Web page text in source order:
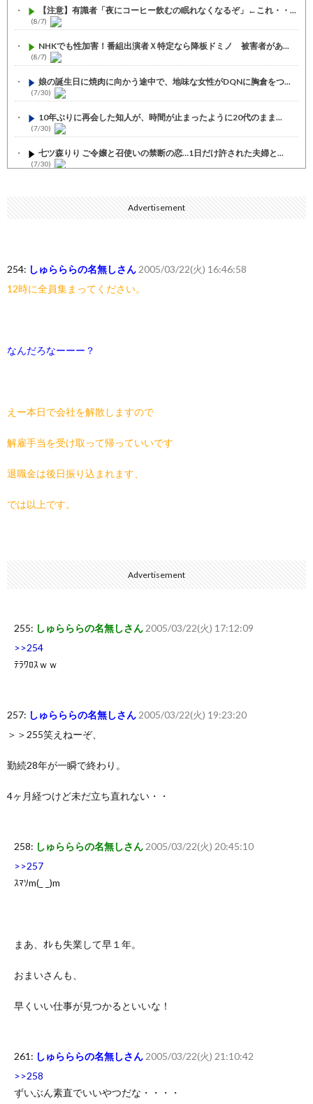
【注意】有識者「夜にコーヒー飲むの眠れなくなるぞ」←これ・・...
(8/7)
NHKでも性加害！番組出演者Ｘ特定なら降板ドミノ 被害者があ...
(8/7)
娘の誕生日に焼肉に向かう途中で、地味な女性がDQNに胸倉をつ...
(7/30)
10年ぶりに再会した知人が、時間が止まったように20代のまま...
(7/30)
七ツ森りり ご令嬢と召使いの禁断の恋…1日だけ許された夫婦と...
(7/30)
【セール】Apple Apple Watch、iPhoneや... (7/30)
(7/30)
Advertisement
254: しゅらららの名無しさん 2005/03/22(火) 16:46:58
12時に全員集まってください。
なんだろなーーー？
えー本日で会社を解散しますので
解雇手当を受け取って帰っていいです
退職金は後日振り込まれます、
では以上です。
Advertisement
255: しゅらららの名無しさん 2005/03/22(火) 17:12:09
>>254
ﾃﾗﾜﾛｽｗｗ
257: しゅらららの名無しさん 2005/03/22(火) 19:23:20
＞＞255笑えねーぞ、
勤続28年が一瞬で終わり。
4ヶ月経つけど未だ立ち直れない・・
258: しゅらららの名無しさん 2005/03/22(火) 20:45:10
>>257
ｽﾏｿm(_ _)m
まあ、ｵﾚも失業して早１年。
おまいさんも、
早くいい仕事が見つかるといいな！
261: しゅらららの名無しさん 2005/03/22(火) 21:10:42
>>258
ずいぶん素直でいいやつだな・・・・